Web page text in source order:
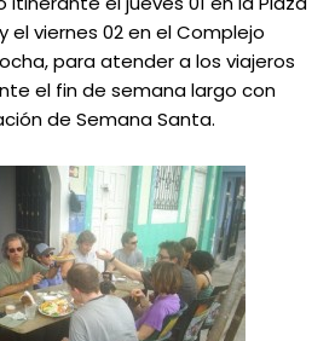
el viernes 02 en el Complejo
para atender a los viajeros
el fin de semana largo con
de Semana Santa.